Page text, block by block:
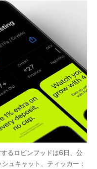
るロビンフッドは6日、公
ュキャット、ティッカー：